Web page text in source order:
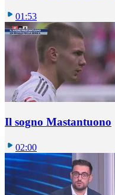
01:53
Il sogno Mastantuono
02:00